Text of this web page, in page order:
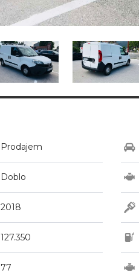
Prodajem
Doblo
2018
127.350
77